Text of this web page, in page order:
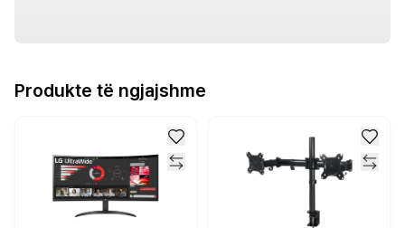
Produkte të ngjajshme